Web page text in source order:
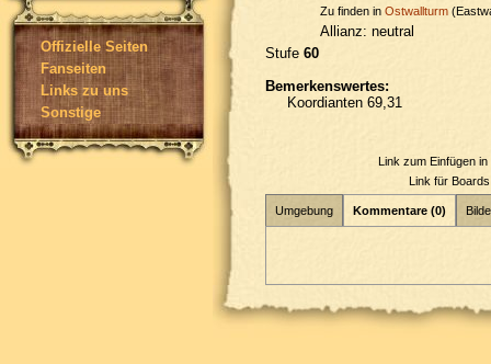
Offizielle Seiten
Fanseiten
Links zu uns
Sonstige
Zu finden in Ostwallturm
Allianz: neutral
Stufe 60
Bemerkenswertes:
Koordianten 69,31
Link zum Einfügen
Link für
Umgebung Kommentare (0)